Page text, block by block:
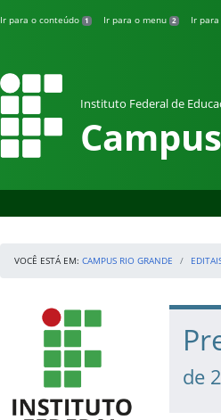
Ir para o conteúdo 1 Ir para o menu 2 Ir para
Instituto Federal de
VOCÊ ESTÁ EM: CAMPUS RIO GRANDE
Início da navegação Início
de